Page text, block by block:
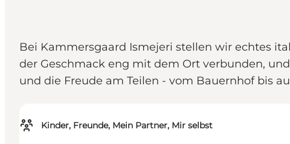
Bei Kammersgaard Ismejeri stellen wir echtes
der Geschmack eng mit dem Ort verbunden,
und die Freude am Teilen - vom Bauernhof bis
Kinder, Freunde, Mein Partner, Mir selbst